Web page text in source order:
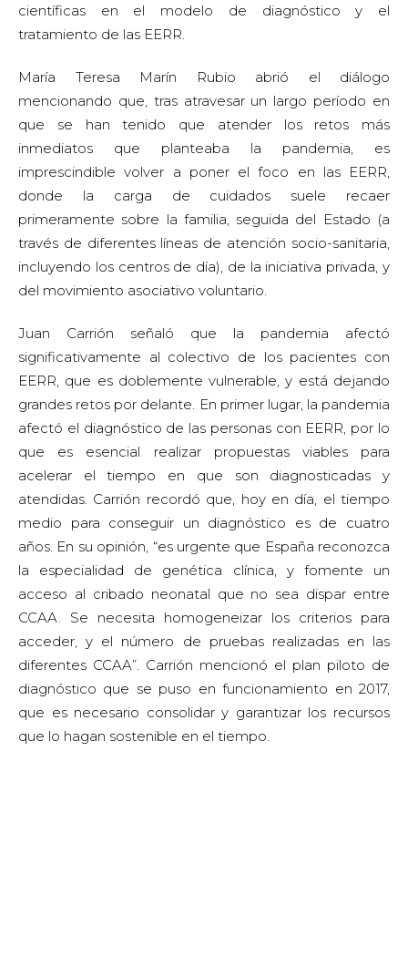
científicas en el modelo de diagnóstico y el
tratamiento de las EERR.
María Teresa Marín Rubio abrió el diálogo
mencionando que, tras atravesar un largo período en
que se han tenido que atender los retos más
inmediatos que planteaba la pandemia, es
imprescindible volver a poner el foco en las EERR,
donde la carga de cuidados suele recaer
primeramente sobre la familia, seguida del Estado (a
través de diferentes líneas de atención socio-sanitaria,
incluyendo los centros de día), de la iniciativa privada, y
del movimiento asociativo voluntario.
Juan Carrión señaló que la pandemia afectó
significativamente al colectivo de los pacientes con
EERR, que es doblemente vulnerable, y está dejando
grandes retos por delante. En primer lugar, la pandemia
afectó el diagnóstico de las personas con EERR, por lo
que es esencial realizar propuestas viables para
acelerar el tiempo en que son diagnosticadas y
atendidas. Carrión recordó que, hoy en día, el tiempo
medio para conseguir un diagnóstico es de cuatro
años. En su opinión, “es urgente que España reconozca
la especialidad de genética clínica, y fomente un
acceso al cribado neonatal que no sea dispar entre
CCAA. Se necesita homogeneizar los criterios para
acceder, y el número de pruebas realizadas en las
diferentes CCAA”. Carrión mencionó el plan piloto de
diagnóstico que se puso en funcionamiento en 2017,
que es necesario consolidar y garantizar los recursos
que lo hagan sostenible en el tiempo.